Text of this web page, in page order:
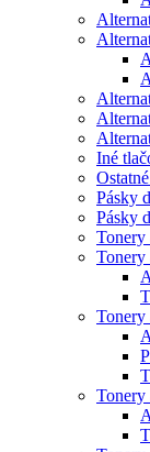
Iné
Pásky
Pásky
Tonery
Tonery
Tonery
Tonery